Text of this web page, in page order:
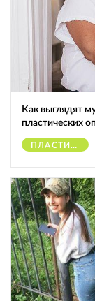
Как выглядят
пластических
ПЛАСТИЧЕСКИЕ ОПЕРАЦИИ